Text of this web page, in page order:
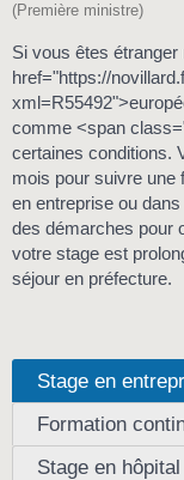
(Première ministre)
Si vous êtes étranger
href="https://
comme <span
certaines conditions.
mois pour suivre une
en entreprise ou
des démarches pour
votre stage est
séjour en préfecture.
Stage en
Formation
Stage en